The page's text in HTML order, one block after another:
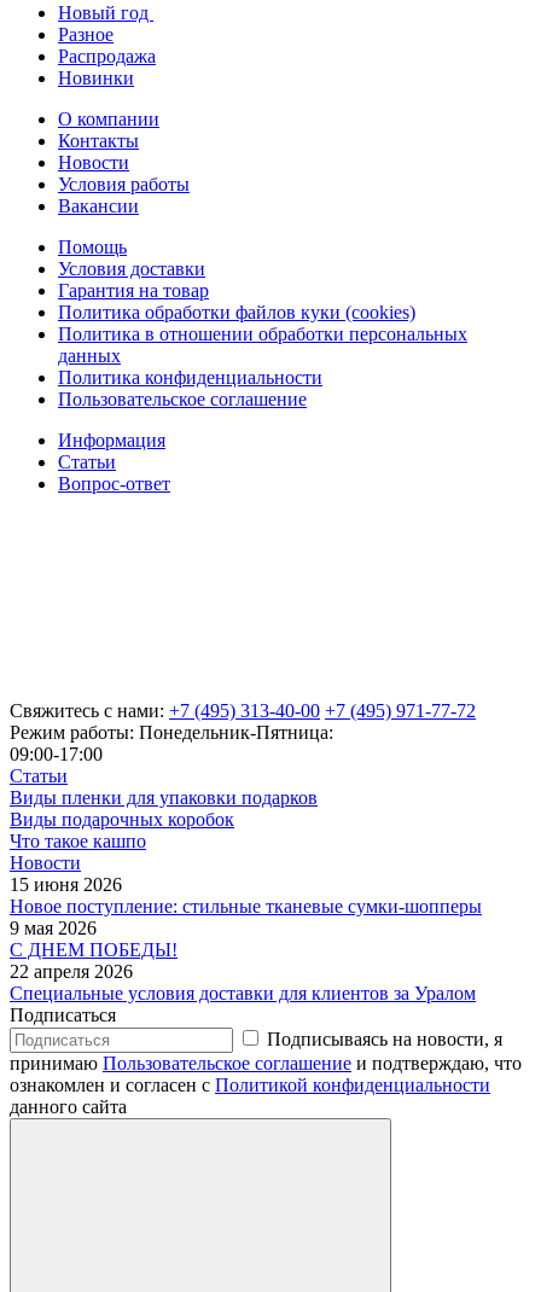
Новый год
Разное
Распродажа
Новинки
О компании
Контакты
Новости
Условия работы
Вакансии
Помощь
Условия доставки
Гарантия на товар
Политика обработки файлов куки (cookies)
Политика в отношении обработки персональных
данных
Политика конфиденциальности
Пользовательское соглашение
Информация
Статьи
Вопрос-ответ
Свяжитесь с нами: +7 (495) 313-40-00 +7 (495) 971-77-72
Режим работы: Понедельник-Пятница:
09:00-17:00
Статьи
Виды пленки для упаковки подарков
Виды подарочных коробок
Что такое кашпо
Новости
15 июня 2026
Новое поступление: стильные тканевые сумки-шопперы
9 мая 2026
С ДНЕМ ПОБЕДЫ!
22 апреля 2026
Специальные условия доставки для клиентов за Уралом
Подписаться
Подписываясь на новости, я
принимаю Пользовательское соглашение и подтверждаю, что
ознакомлен и согласен с Политикой конфиденциальности
данного сайта